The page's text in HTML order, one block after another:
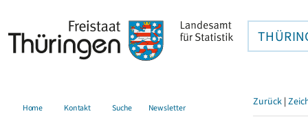
Home Kontakt Suche Newsletter Zurück |